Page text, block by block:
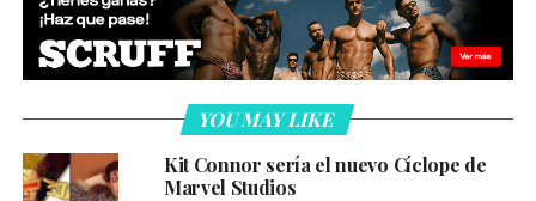
YOU MAY LIKE
Kit Connor sería el nuevo Cíclope de
Marvel Studios